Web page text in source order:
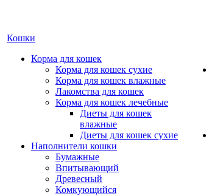
Кошки
Корма для кошек
Корма для кошек сухие
Корма для кошек влажные
Лакомства для кошек
Корма для кошек лечебные
Диеты для кошек
влажные
Диеты для кошек сухие
Наполнители кошки
Бумажные
Впитывающий
Древесный
Комкующийся